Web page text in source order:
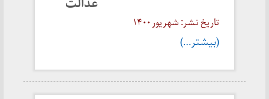
تاریخ نشر: شهریور ۱۴۰۰
(بیشتر…)